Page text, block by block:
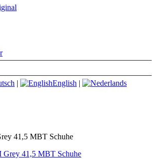
| English |
41,5 MBT Schuhe